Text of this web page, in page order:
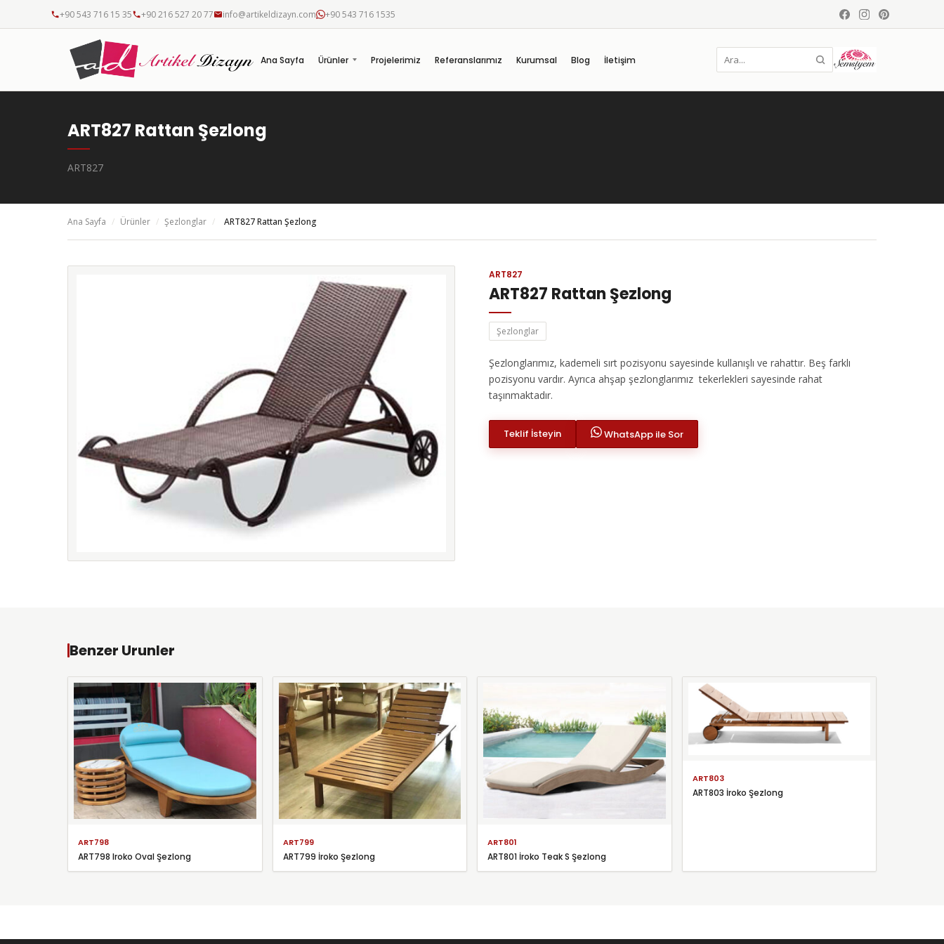
+90 543 716 15 35 +90 216 527 20 77 info@artikeldizayn.com +90 543 716 1535
Ana Sayfa Ürünler Projelerimiz Referanslarımız Kurumsal Blog İletişim
ART827 Rattan Şezlong
ART827
Ana Sayfa / Ürünler / Şezlonglar / ART827 Rattan Şezlong
ART827
ART827 Rattan Şezlong
Şezlonglar
Şezlonglarımız, kademeli sırt pozisyonu sayesinde kullanışlı ve rahattır. Beş farklı
pozisyonu vardır. Ayrıca ahşap şezlonglarımız tekerlekleri sayesinde rahat
taşınmaktadır.
Teklif İsteyin WhatsApp ile Sor
Benzer Urunler
ART798
ART798 Iroko Oval Şezlong
ART799
ART799 İroko Şezlong
ART801
ART801 İroko Teak S Şezlong
ART803
ART803 İroko Şezlong